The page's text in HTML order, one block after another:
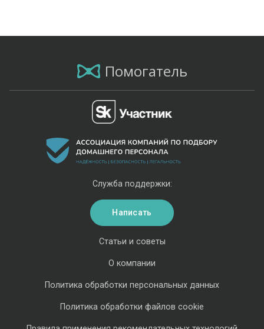
Помогатель
Статьи и советы
О компании
Политика обработки персональных данных
Политика обработки файлов cookie
Служба поддержки:
Написать